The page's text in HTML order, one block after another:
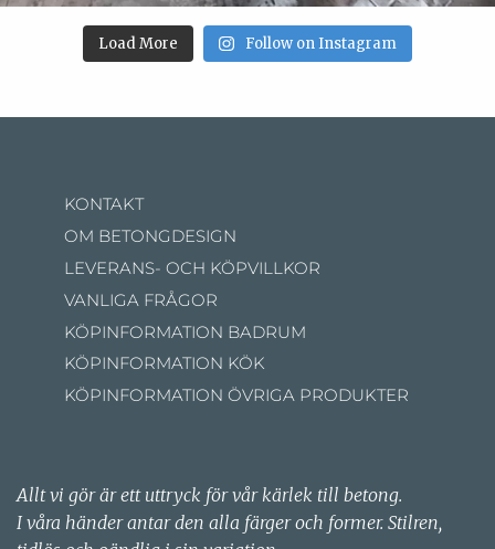
Load More Follow on Instagram
KONTAKT
OM BETONGDESIGN
LEVERANS- OCH KÖPVILLKOR
VANLIGA FRÅGOR
KÖPINFORMATION BADRUM
KÖPINFORMATION KÖK
KÖPINFORMATION ÖVRIGA PRODUKTER
Allt vi gör är ett uttryck för vår kärlek till betong.
I våra händer antar den alla färger och former. Stilren,